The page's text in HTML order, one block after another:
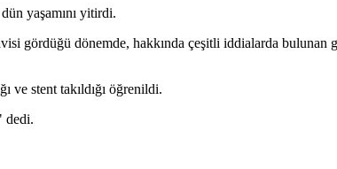
yaşamını yitirdi.
gördüğü dönemde, hakkında çeşitli iddialarda
ve stent takıldığı öğrenildi.
dedi.